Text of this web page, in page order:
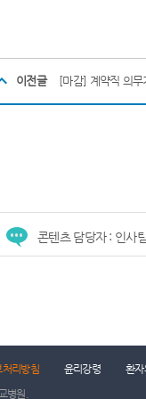
이전글 [마감] 계약직 의
콘텐츠 담당자 : 인사
처리방침 윤리강령
환자
병원.